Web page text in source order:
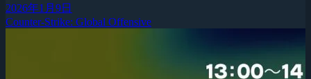
2026年1月9日
Counter-Strike: Global Offensive